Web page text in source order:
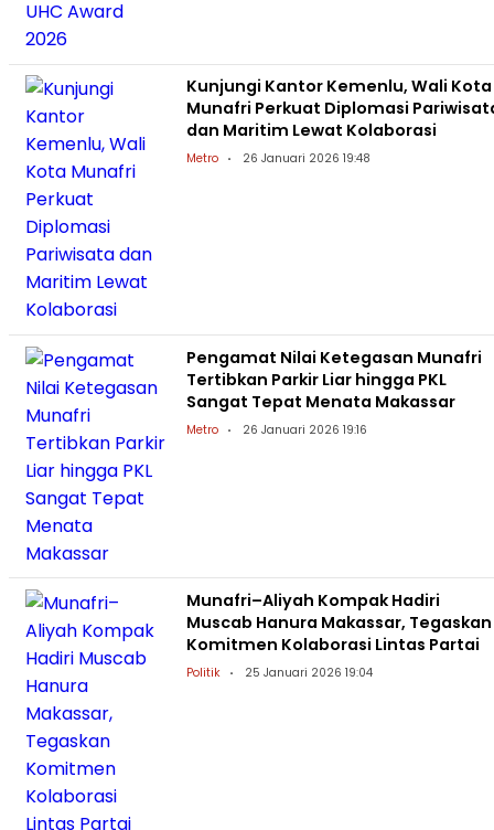
Kunjungi Kantor Kemenlu, Wali Kota
Munafri Perkuat Diplomasi
dan Maritim Lewat Kolaborasi
Metro 26 Januari 2026 19:48
Pengamat Nilai Ketegasan Munafri
Tertibkan Parkir Liar hingga PKL
Sangat Tepat Menata Makassar
Metro 26 Januari 2026 19:16
Munafri–Aliyah Kompak Hadiri
Muscab Hanura Makassar, Tegaskan
Komitmen Kolaborasi Lintas Partai
Politik 25 Januari 2026 19:04